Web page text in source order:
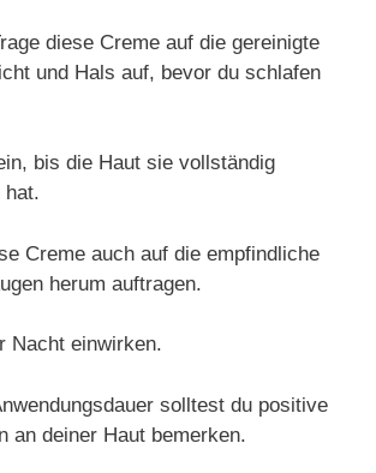
diese Creme auf die gereinigte
und Hals auf, bevor du schlafen
bis die Haut sie vollständig
hat.
Creme auch auf die empfindliche
herum auftragen.
Nacht einwirken.
solltest du positive
an deiner Haut bemerken.